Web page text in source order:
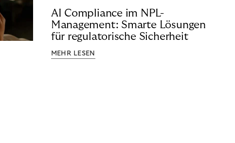
AI Compliance im NPL-
Management: Smarte Lösungen
für regulatorische Sicherheit
MEHR LESEN